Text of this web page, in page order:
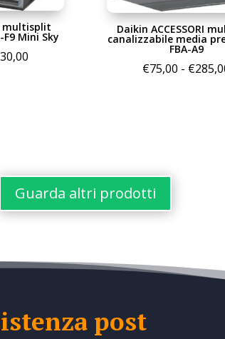
multisplit
Mini Sky
Fascia
Daikin ACCESSORI
canalizzabile media
FBA-A9
€75,00 - €
Guarda altri prodotti
post